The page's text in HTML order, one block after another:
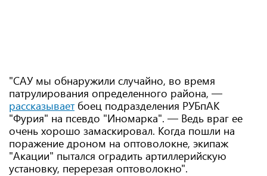
"САУ мы обнаружили случайно, во время
патрулирования определенного района, —
рассказываетбоец подразделения РУБпАК
"Фурия" на псевдо "Иномарка". — Ведь враг ее
очень хорошо замаскировал. Когда пошли на
поражение дроном на оптоволокне, экипаж
"Акации" пытался оградить артиллерийскую
установку, перерезая оптоволокно".